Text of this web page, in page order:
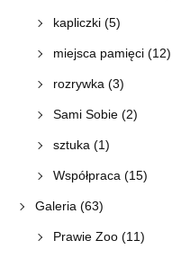
kapliczki(5)
miejsca pamięci(12)
rozrywka (3)
Sami Sobie(2)
sztuka (1)
Współpraca (15)
Galeria (63)
Prawie Zoo(11)